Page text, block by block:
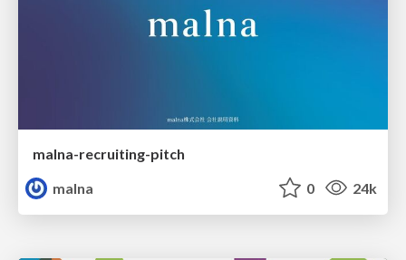
malna-recruiting-pitch
malna
0 24k